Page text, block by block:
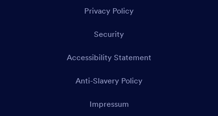
Privacy Policy
Security
Accessibility Statement
Anti-Slavery Policy
Impressum